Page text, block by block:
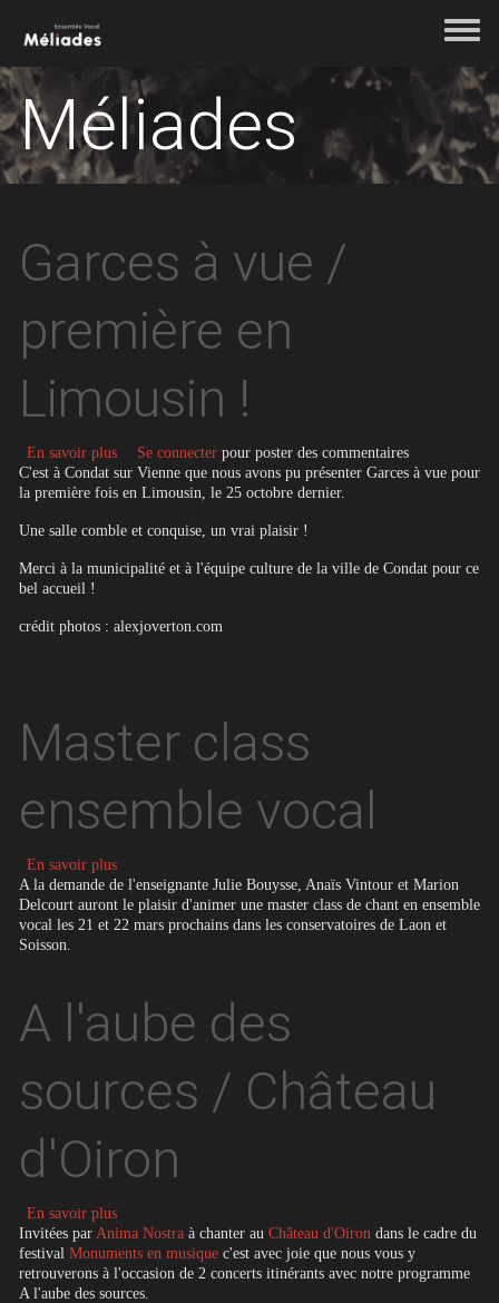
Toggle
Méliades
Garces à vue /
première en
Limousin !
En savoir plus sur Garces à vue / première en Limousin !
Se connecter pour poster des commentaires
C'est à Condat sur Vienne que nous avons pu présenter Garces à vue pour
la première fois en Limousin, le 25 octobre dernier.
Une salle comble et conquise, un vrai plaisir !
Merci à la municipalité et à l'équipe culture de la ville de Condat pour ce
bel accueil !
crédit photos : alexjoverton.com
Master class
ensemble vocal
En savoir plussur Master class ensemble vocal
A la demande de l'enseignante Julie Bouysse, Anaïs Vintour et Marion
Delcourt auront le plaisir d'animer une master class de chant en ensemble
vocal les 21 et 22 mars prochains dans les conservatoires de Laon et
Soisson.
A l'aube des
sources / Château
d'Oiron
En savoir plussur A l'aube des sources / Château d'Oiron
Invitées par Anima Nostra à chanter au Château d'Oiron dans le cadre du
festival Monuments en musique c'est avec joie que nous vous y
retrouverons à l'occasion de 2 concerts itinérants avec notre programme
A l'aube des sources.